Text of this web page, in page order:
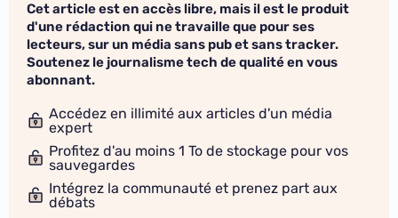
Cet article est en accès libre, mais il est le produit
d'une rédaction qui ne travaille que pour ses
lecteurs, sur un média sans pub et sans tracker.
Soutenez le journalisme tech de qualité en vous
abonnant.
Accédez en illimité aux articles d'un média
expert
Profitez d'au moins 1 To de stockage pour vos
sauvegardes
Intégrez la communauté et prenez part aux
débats